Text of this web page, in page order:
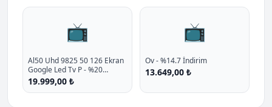
📺
Al50 Uhd 9825 50 126 Ekran
Google Led Tv P - %20
İndirim
19.999,00 ₺
📺
Ov - %14.7 İndirim
13.649,00 ₺